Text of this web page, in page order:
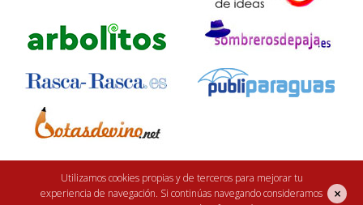
Utilizamos cookies propias y de terceros para mejorar tu
experiencia de navegación. Si continúas navegando consideramos
×
Finca Casarejo 2026. Núcleo Zoológico: 122CC0001. Desarrollo web:
<Rebuilding ideas/>